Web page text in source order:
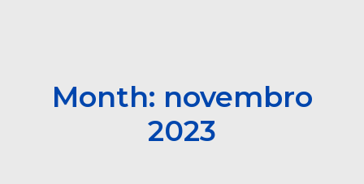
ApoieMonth: novembro
2023